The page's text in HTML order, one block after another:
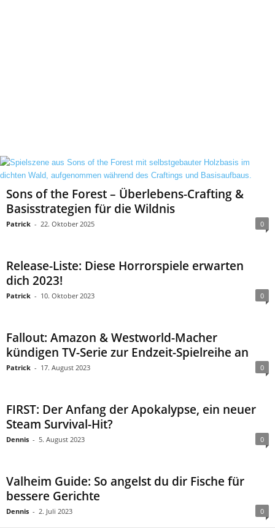
Sons of the Forest – Überlebens-Crafting &
Basisstrategien für die Wildnis
Patrick - 22. Oktober 2025 0
Release-Liste: Diese Horrorspiele erwarten
dich 2023!
Patrick - 10. Oktober 2023 0
Fallout: Amazon & Westworld-Macher
kündigen TV-Serie zur Endzeit-Spielreihe an
Patrick - 17. August 2023 0
FIRST: Der Anfang der Apokalypse, ein neuer
Steam Survival-Hit?
Dennis - 5. August 2023 0
Valheim Guide: So angelst du dir Fische für
bessere Gerichte
Dennis - 2. Juli 2023 0